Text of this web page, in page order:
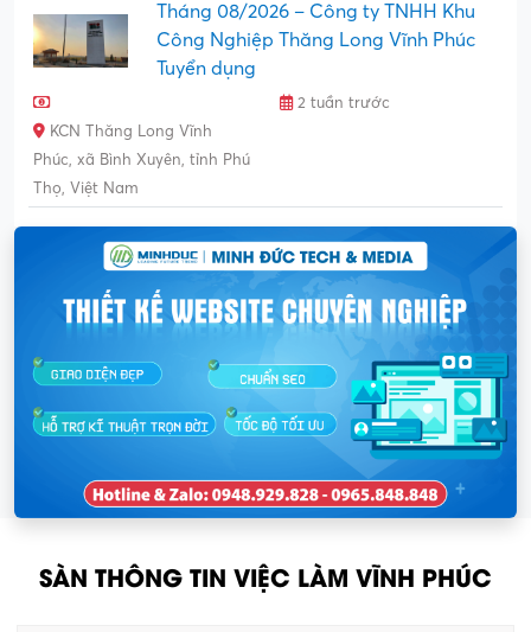
Tháng 08/2026 – Công ty TNHH Khu
Công Nghiệp Thăng Long Vĩnh Phúc
Tuyển dụng
2 tuần trước
KCN Thăng Long Vĩnh
Phúc, xã Bình Xuyên, tỉnh Phú
Thọ, Việt Nam
SÀN THÔNG TIN VIỆC LÀM VĨNH PHÚC